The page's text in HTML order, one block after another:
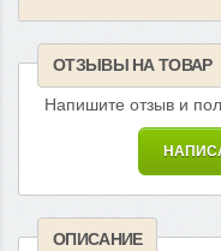
ОТЗЫВЫ НА ТОВАР
Напишите отзыв и
ОПИСАНИЕ